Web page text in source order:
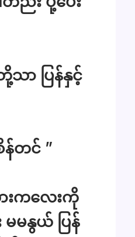
သာ ပြန်နှင့်
တင် ”
ားကလေးကို
မနွယ် ပြန်